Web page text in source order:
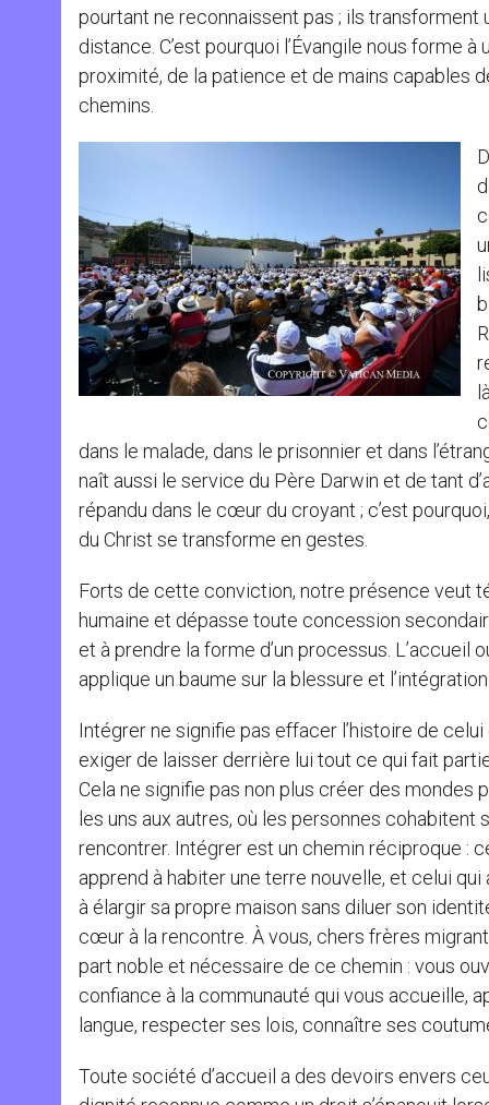
pourtant ne reconnaissent pas ; ils
distance. C’est pourquoi l’Évangile nous forme
proximité, de la patience et de mains capables
chemins.
dans le malade, dans le prisonnier et dans
naît aussi le service du Père Darwin et de tant
répandu dans le cœur du croyant ; c’est
du Christ se transforme en gestes.
Forts de cette conviction, notre présence veut
humaine et dépasse toute concession
et à prendre la forme d’un processus. L’accueil
applique un baume sur la blessure et
Intégrer ne signifie pas effacer l’histoire de celui
exiger de laisser derrière lui tout ce qui fait
Cela ne signifie pas non plus créer des mondes
les uns aux autres, où les personnes cohabitent
rencontrer. Intégrer est un chemin réciproque :
apprend à habiter une terre nouvelle, et celui
à élargir sa propre maison sans diluer son
cœur à la rencontre. À vous, chers frères
part noble et nécessaire de ce chemin : vous
confiance à la communauté qui vous accueille,
langue, respecter ses lois, connaître ses
Toute société d’accueil a des devoirs envers